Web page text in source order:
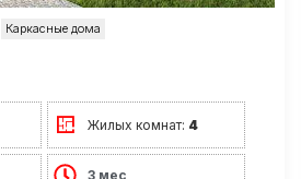
Каркасные дома
Жилых комнат: 4
3 мес